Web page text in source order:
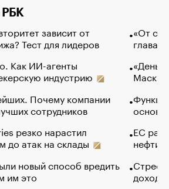
РБК
зависит от
Тест для лидеров
Как ИИ-агенты
индустрию
Почему компании
сотрудников
резко нарастил
до атак на склады
новый способ вредить
им это
«От
глава
Маск в
основ
ЕС
нефти